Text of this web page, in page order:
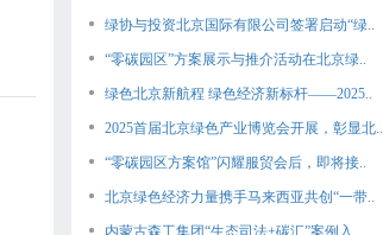
绿协与投资北京国际有限公司签署启动“绿..
“零碳园区”方案展示与推介活动在北京绿..
绿色北京新航程 绿色经济新标杆——2025..
2025首届北京绿色产业博览会开展，彰显北..
“零碳园区方案馆”闪耀服贸会后，即将接..
北京绿色经济力量携手马来西亚共创“一带..
内蒙古森工集团“生态司法+碳汇”案例入..